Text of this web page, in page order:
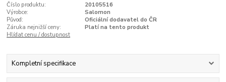
Číslo produktu:
20105516
Výrobce:
Salomon
Původ:
Oficiální dodavatel do ČR
Záruka nejnižší ceny:
Platí na tento produkt
Hlídat cenu / dostupnost
Kompletní specifikace